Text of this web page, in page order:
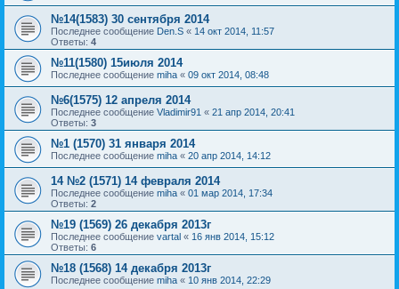
№14(1583) 30 сентября 2014
Последнее сообщение Den.S « 14 окт 2014, 11:57
Ответы: 4
№11(1580) 15июля 2014
Последнее сообщение miha « 09 окт 2014, 08:48
№6(1575) 12 апреля 2014
Последнее сообщение Vladimir91 « 21 апр 2014, 20:41
Ответы: 3
№1 (1570) 31 января 2014
Последнее сообщение miha « 20 апр 2014, 14:12
14 №2 (1571) 14 февраля 2014
Последнее сообщение miha « 01 мар 2014, 17:34
Ответы: 2
№19 (1569) 26 декабря 2013г
Последнее сообщение vartal « 16 янв 2014, 15:12
Ответы: 6
№18 (1568) 14 декабря 2013г
Последнее сообщение miha « 10 янв 2014, 22:29